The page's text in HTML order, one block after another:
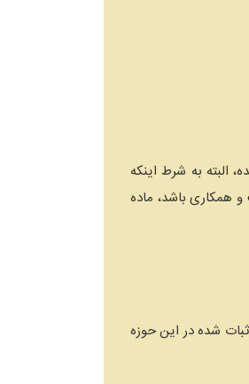
البته به شرط اینکه
همکاری باشد، ماده
شده در این حوزه